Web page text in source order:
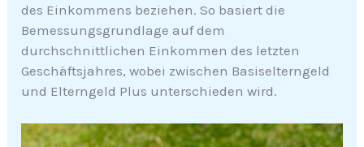
des Einkommens beziehen. So basiert die
Bemessungsgrundlage auf dem
durchschnittlichen Einkommen des letzten
Geschäftsjahres, wobei zwischen Basiselterngeld
und Elterngeld Plus unterschieden wird.